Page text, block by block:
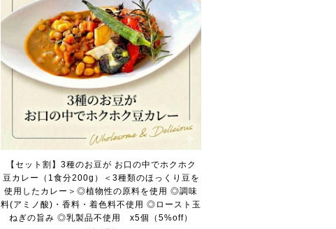
【セット割】3種のお豆が お口の中でホクホク
豆カレー（1食分200g）＜3種類のほっくり豆を
使用したカレー＞◎植物性の原料を使用 ◎調味
料(アミノ酸)・香料・着色料不使用 ◎ロースト玉
ねぎの旨み ◎乳製品不使用 x5個（5%off）